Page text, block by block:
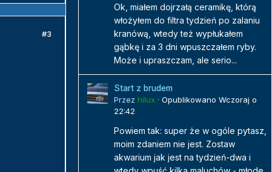
#3
Ok, miałem dojrzałą ceramikę, którą
włożyłem do filtra tydzień po zalaniu
kranówą, wtedy też wypłukałem
gąbkę i za 3 dni wpuszczałem ryby.
Może i upraszczam, ale serio...
Start z brudem
Przez hilux · Opublikowano Wczoraj o
22:42
Powiem tak: super że w ogóle pytasz,
moim zdaniem nie jest. Zostaw
akwarium jak jest na tydzień-dwa i